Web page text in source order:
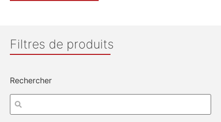
Filtres de produits
Rechercher